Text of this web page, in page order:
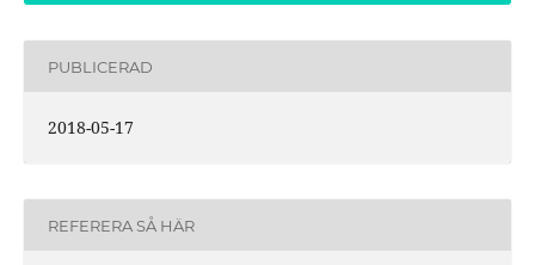
PUBLICERAD
2018-05-17
REFERERA SÅ HÄR